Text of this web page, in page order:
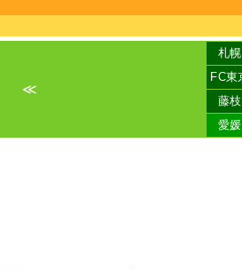
≪
札幌
FC東
藤枝
愛媛